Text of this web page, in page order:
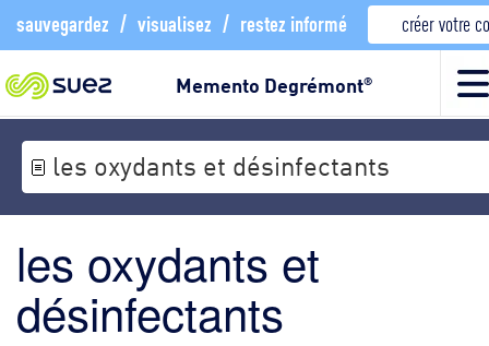
sauvegardez / visualisez / restez informé créer votre
Memento Degrémont®
les oxydants et désinfectants
les oxydants et
désinfectants